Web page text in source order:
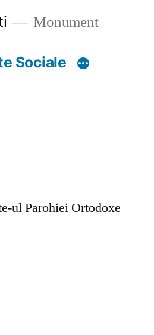
Monument
Sociale
ul Parohiei Ortodoxe